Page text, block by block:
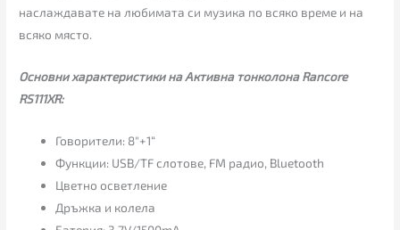
наслаждавате на любимата си музика по всяко време и на
всяко място.
Основни характеристики на Активна тонколона Rancore
RS111XR:
Говорители: 8″+1“
Функции: USB/TF слотове, FM радио, Bluetooth
Цветно осветление
Дръжка и колелa